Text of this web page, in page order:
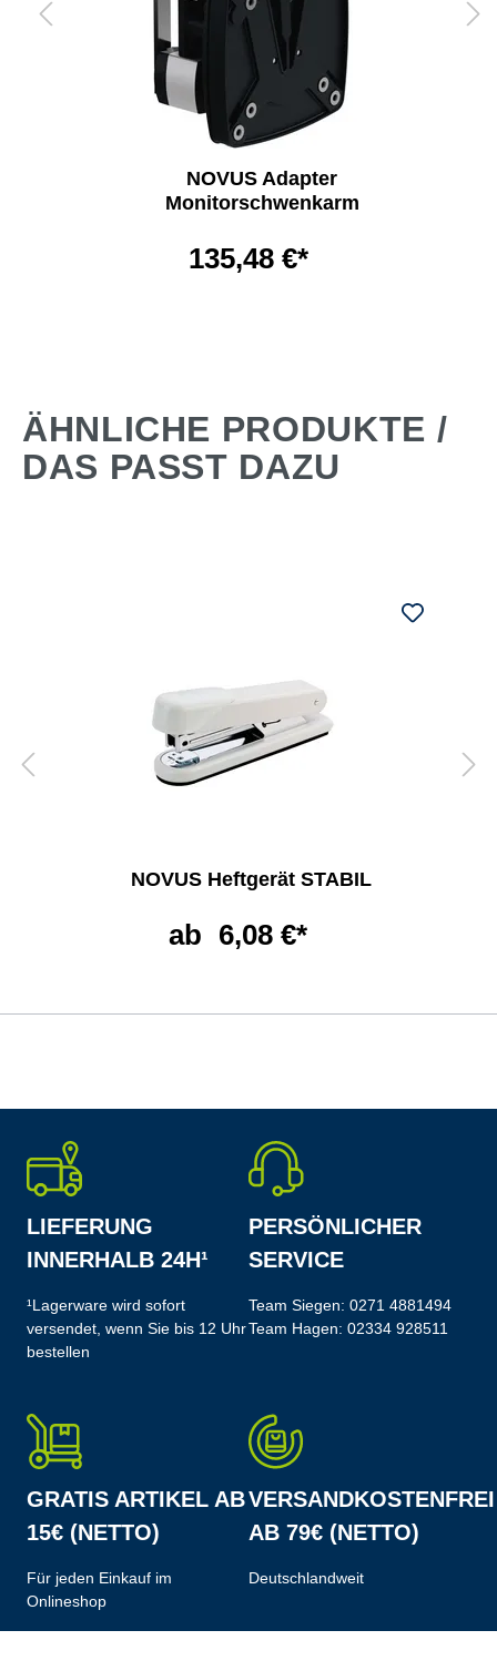
NOVUS Adapter
Monitorschwenkarm
135,48 €*
ÄHNLICHE PRODUKTE /
DAS PASST DAZU
NOVUS Heftgerät STABIL
ab 6,08 €*
LIEFERUNG
INNERHALB 24H¹
¹Lagerware wird sofort
versendet, wenn Sie bis 12 Uhr
bestellen
PERSÖNLICHER
SERVICE
Team Siegen: 0271 4881494
Team Hagen: 02334 928511
GRATIS ARTIKEL AB
15€ (NETTO)
Für jeden Einkauf im
Onlineshop
VERSANDKOSTENFREI
AB 79€ (NETTO)
Deutschlandweit